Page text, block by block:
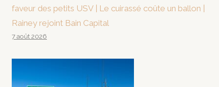
faveur des petits USV | Le cuirassé coûte un ballon |
Rainey rejoint Bain Capital
7 août 2026